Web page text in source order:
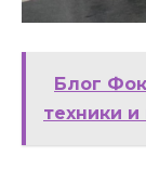
Блог
техники